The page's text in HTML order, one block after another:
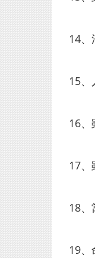
14、
15
16、
17、
18
19、